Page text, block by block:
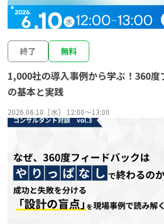
終了 無料
1,000社の導入事例から学ぶ！360度
の基本と実践
2026.06.10［水］ 12:00〜13:00